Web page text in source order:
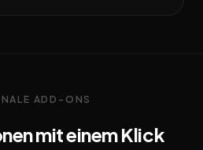
ADD-ONS
mit einem Klick